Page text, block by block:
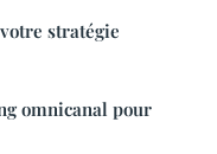
stratégie
omnicanal pour